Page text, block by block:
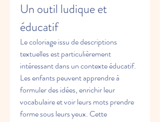
Un outil ludique et
éducatif
Le coloriage issu de descriptions
textuelles est particulièrement
intéressant dans un contexte éducatif.
Les enfants peuvent apprendre à
formuler des idées, enrichir leur
vocabulaire et voir leurs mots prendre
forme sous leurs yeux. Cette